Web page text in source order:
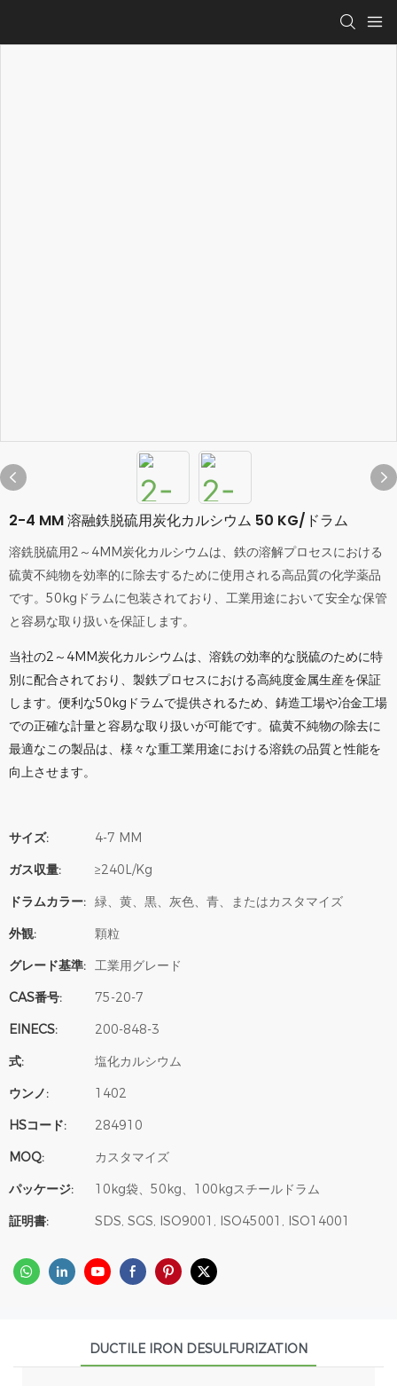
2-4 MM 溶融鉄脱硫用炭化カルシウム 50 KG/ドラム
溶銑脱硫用2～4MM炭化カルシウムは、鉄の溶解プロセスにおける
硫黄不純物を効率的に除去するために使用される高品質の化学薬品
です。50kgドラムに包装されており、工業用途において安全な保管
と容易な取り扱いを保証します。
当社の2～4MM炭化カルシウムは、溶銑の効率的な脱硫のために特
別に配合されており、製鉄プロセスにおける高純度金属生産を保証
します。便利な50kgドラムで提供されるため、鋳造工場や冶金工場
での正確な計量と容易な取り扱いが可能です。硫黄不純物の除去に
最適なこの製品は、様々な重工業用途における溶銑の品質と性能を
向上させます。
サイズ:
4-7 MM
ガス収量:
≥240L/Kg
ドラムカラー: 緑、黄、黒、灰色、青、またはカスタマイズ
外観:
顆粒
グレード基準: 工業用グレード
CAS番号:
75-20-7
EINECS:
200-848-3
式:
塩化カルシウム
ウンノ:
1402
HSコード:
284910
MOQ:
カスタマイズ
パッケージ:
10kg袋、50kg、100kgスチールドラム
証明書:
SDS, SGS, ISO9001, ISO45001, ISO14001
DUCTILE IRON DESULFURIZATION